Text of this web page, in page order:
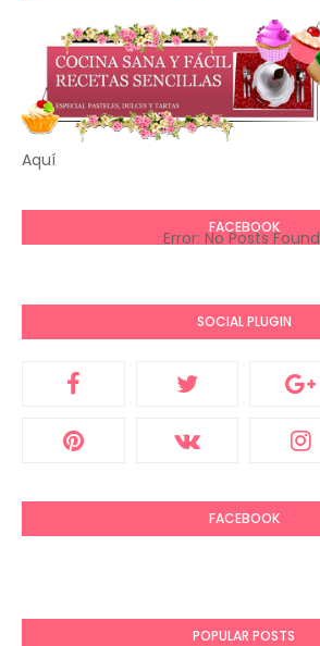
Aquí
FACEBOOK
Error: No Posts Found
SOCIAL PLUGIN
FACEBOOK
POPULAR POSTS